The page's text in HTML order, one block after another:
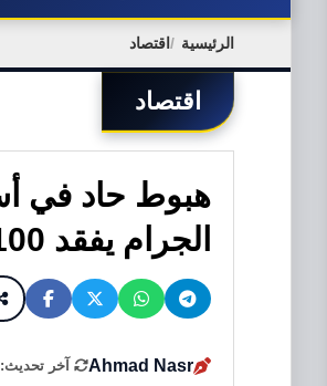
الرئيسية اقتصاد
اقتصاد
الجرام يفقد 100 جنيه من قيمته
Ahmad Nasr آخر تحديث: 16 مايو 2026 - 9:28 ص